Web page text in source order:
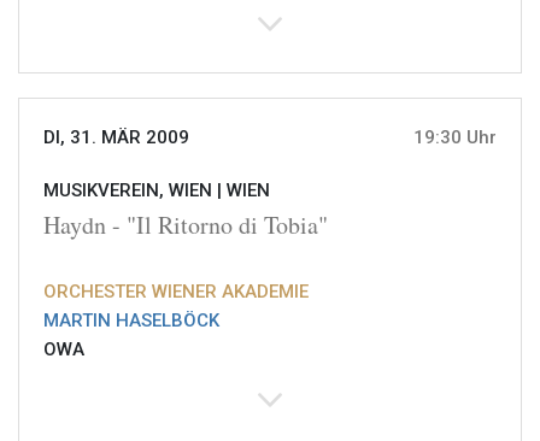
DI, 31. MÄR 2009 19:30 Uhr
MUSIKVEREIN, WIEN | WIEN
Haydn - "Il Ritorno di Tobia"
ORCHESTER WIENER AKADEMIE
MARTIN HASELBÖCK
OWA